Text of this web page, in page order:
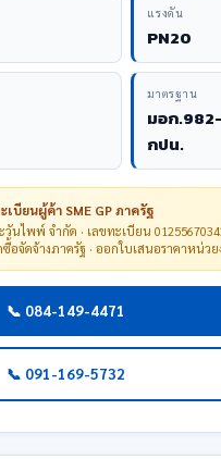
แรงดัน
PN20
มาตรฐาน
มอก
กปน.
เบียนผู้ค้า SME GP ภาครัฐ
นไพพ์ จำกัด · เลขทะเบียน
ซื้อจัดจ้างภาครัฐ · ออกใบเสนอราคาหน่วย
📞 084-149-4471
📞 091-169-5732